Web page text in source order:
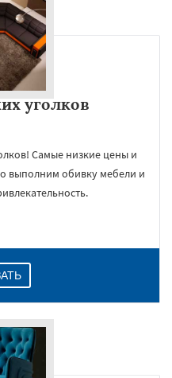
уголков
Самые низкие цены и
выполним обивку мебели и